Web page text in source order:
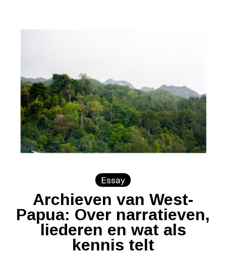
Essay
Archieven van West-
Papua: Over narratieven,
liederen en wat als
kennis telt